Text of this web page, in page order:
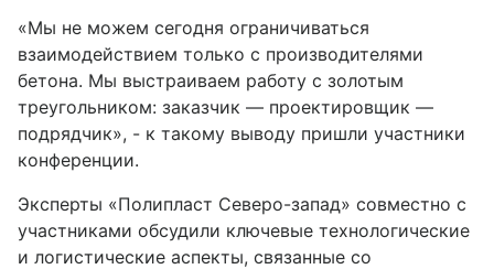
«Мы не можем сегодня ограничиваться
взаимодействием только с производителями
бетона. Мы выстраиваем работу с золотым
треугольником: заказчик — проектировщик —
подрядчик», - к такому выводу пришли участники
конференции.
Эксперты «Полипласт Северо-запад» совместно с
участниками обсудили ключевые технологические
и логистические аспекты, связанные со